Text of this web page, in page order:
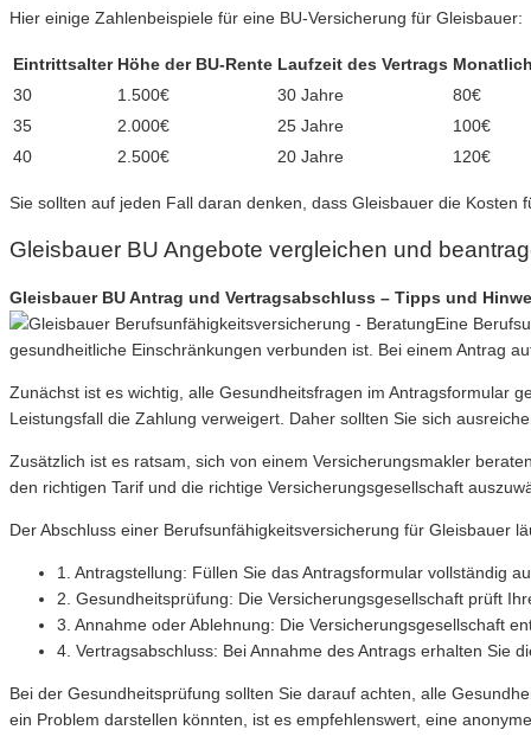
Hier einige Zahlenbeispiele für eine BU-Versicherung für Gleisbauer:
Eintrittsalter Höhe der BU-Rente Laufzeit des Vertrags
30
1.500€ 30 Jahre
80€
35
2.000€ 25 Jahre
100€
40
2.500€ 20 Jahre 120€
Sie sollten auf jeden Fall daran denken, dass Gleisbauer die
Gleisbauer BU Angebote vergleichen und
Gleisbauer BU Antrag und Vertragsabschluss – Tipps und
Eine
gesundheitliche Einschränkungen verbunden ist. Bei einem Antrag
Zunächst ist es wichtig, alle Gesundheitsfragen im Antragsformular
Leistungsfall die Zahlung verweigert. Daher sollten Sie sich
Zusätzlich ist es ratsam, sich von einem Versicherungsmakler
den richtigen Tarif und die richtige Versicherungsgesellschaft
Der Abschluss einer Berufsunfähigkeitsversicherung für Gleisbauer
1. Antragstellung: Füllen Sie das Antragsformular vollständig
2. Gesundheitsprüfung: Die Versicherungsgesellschaft prüft
3. Annahme oder Ablehnung: Die Versicherungsgesellschaft
4. Vertragsabschluss: Bei Annahme des Antrags erhalten Sie
Bei der Gesundheitsprüfung sollten Sie darauf achten, alle
ein Problem darstellen könnten, ist es empfehlenswert, eine